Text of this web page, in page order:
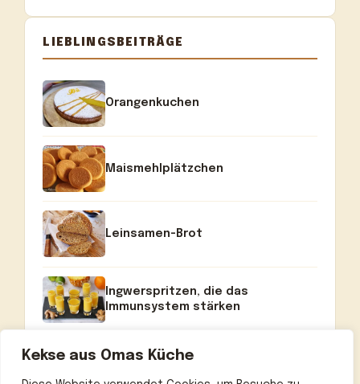
Kekse aus Omas Küche
LIEBLINGSBEITRÄGE
Orangenkuchen
Maismehlplätzchen
Leinsamen-Brot
Ingwerspritzen, die das
Immunsystem stärken